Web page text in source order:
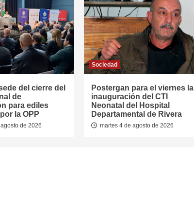
del cierre del
de
para ediles
la OPP
de 2026
Sociedad
Postergan para el viernes la
inauguración del CTI
Neonatal del Hospital
Departamental de Rivera
martes 4 de agosto de 2026